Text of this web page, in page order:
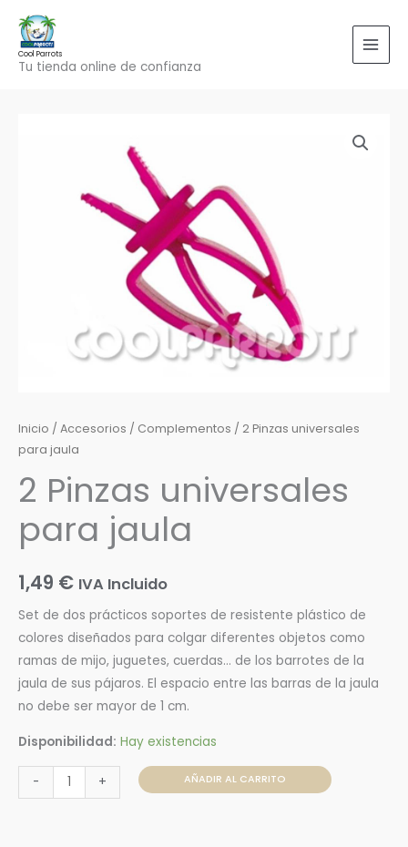
contenido
Cool Parrots
Tu tienda online de confianza
Inicio / Accesorios / Complementos / 2 Pinzas universales
para jaula
2 Pinzas universales
para jaula
1,49 € IVA Incluido
Set de dos prácticos soportes de resistente plástico de
colores diseñados para colgar diferentes objetos como
ramas de mijo, juguetes, cuerdas… de los barrotes de la
jaula de sus pájaros. El espacio entre las barras de la jaula
no debe ser mayor de 1 cm.
Disponibilidad: Hay existencias
- + AÑADIR AL CARRITO